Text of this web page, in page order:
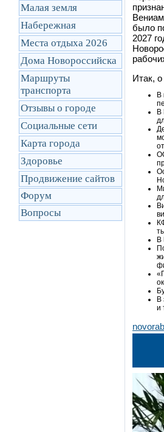
Малая земля
Набережная
Места отдыха 2026
Дома Новороссийска
Маршруты
транcпорта
Отзывы о городе
Социальные сети
Карта города
Здоровье
Продвижение сайтов
Форум
Вопросы
было
2027
Итак,
В
В
В
В
и